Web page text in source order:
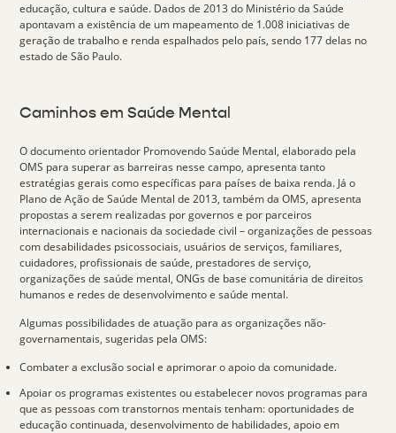
educação, cultura e saúde. Dados de 2013 do Ministério da Saúde
apontavam a existência de um mapeamento de 1.008 iniciativas de
geração de trabalho e renda espalhados pelo país, sendo 177 delas no
estado de São Paulo.
Caminhos em Saúde Mental
O documento orientador Promovendo Saúde Mental, elaborado pela
OMS para superar as barreiras nesse campo, apresenta tanto
estratégias gerais como específicas para países de baixa renda. Já o
Plano de Ação de Saúde Mental de 2013, também da OMS, apresenta
propostas a serem realizadas por governos e por parceiros
internacionais e nacionais da sociedade civil – organizações de pessoas
com desabilidades psicossociais, usuários de serviços, familiares,
cuidadores, profissionais de saúde, prestadores de serviço,
organizações de saúde mental, ONGs de base comunitária de direitos
humanos e redes de desenvolvimento e saúde mental.
Algumas possibilidades de atuação para as organizações não-
governamentais, sugeridas pela OMS:
Combater a exclusão social e aprimorar o apoio da comunidade.
Apoiar os programas existentes ou estabelecer novos programas para
que as pessoas com transtornos mentais tenham: oportunidades de
educação continuada, desenvolvimento de habilidades, apoio em